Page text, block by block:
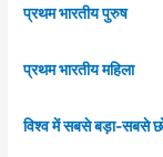
प्रथम भारतीय पुरुष
प्रथम भारतीय महिला
विश्व में सबसे बड़ा-सबसे